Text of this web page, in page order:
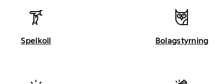
Spelkoll Bolagstyrning